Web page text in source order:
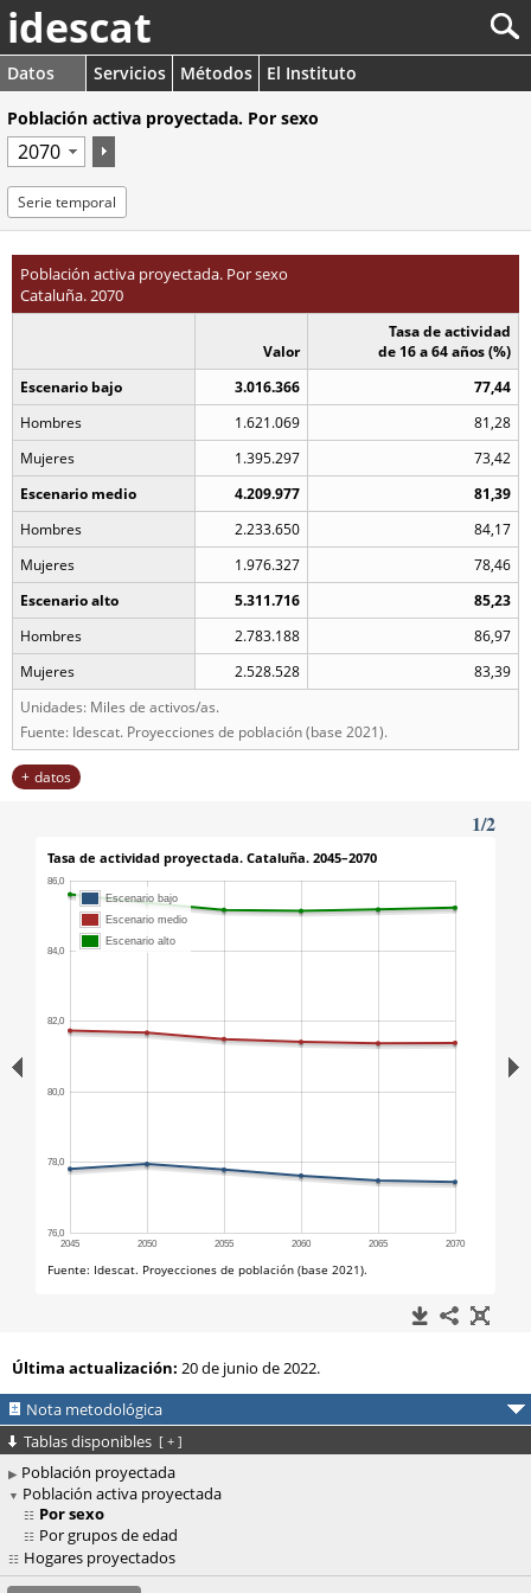
idescat
Datos Servicios Métodos
El Instituto
Población activa proyectada. Por sexo
Serie temporal
Población activa proyectada. Por sexo
Cataluña. 2070
Valor
Tasa de actividad
de 16 a 64 años (%)
Escenario bajo
3.016.366
77,44
Hombres
1.621.069
81,28
Mujeres
1.395.297
73,42
Escenario medio
4.209.977
81,39
Hombres
2.233.650
84,17
Mujeres
1.976.327
78,46
Escenario alto
5.311.716
85,23
Hombres
2.783.188
86,97
Mujeres
2.528.528
83,39
Unidades: Miles de activos/as.
Fuente: Idescat. Proyecciones de población (base 2021).
datos
Última actualización: 20 de junio de 2022.
Nota metodológica
Tablas disponibles [ + ]
Población proyectada
Población activa proyectada
Por sexo
Por grupos de edad
Hogares proyectados